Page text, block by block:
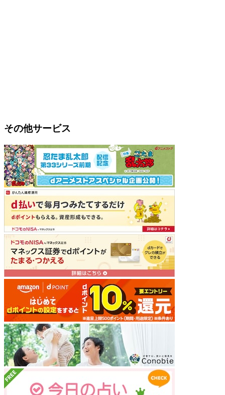
その他サービス